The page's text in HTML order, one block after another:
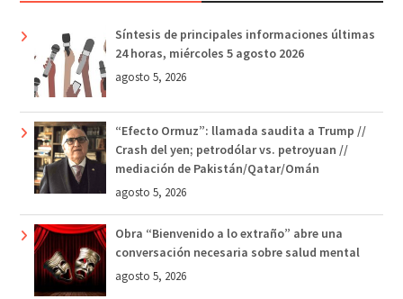
Síntesis de principales informaciones últimas
24 horas, miércoles 5 agosto 2026
agosto 5, 2026
“Efecto Ormuz”: llamada saudita a Trump //
Crash del yen; petrodólar vs. petroyuan //
mediación de Pakistán/Qatar/Omán
agosto 5, 2026
Obra “Bienvenido a lo extraño” abre una
conversación necesaria sobre salud mental
agosto 5, 2026